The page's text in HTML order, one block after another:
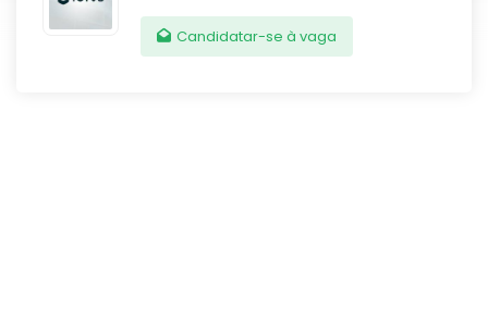
Candidatar-se à vaga